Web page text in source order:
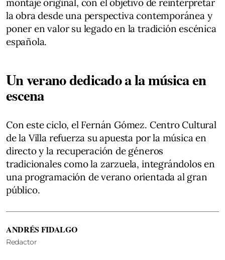
la obra desde una perspectiva contemporánea y
poner en valor su legado en la tradición escénica
española.
Un verano dedicado a la música en
escena
Con este ciclo, el Fernán Gómez. Centro Cultural
de la Villa refuerza su apuesta por la música en
directo y la recuperación de géneros
tradicionales como la zarzuela, integrándolos en
una programación de verano orientada al gran
público.
ANDRÉS FIDALGO
Redactor